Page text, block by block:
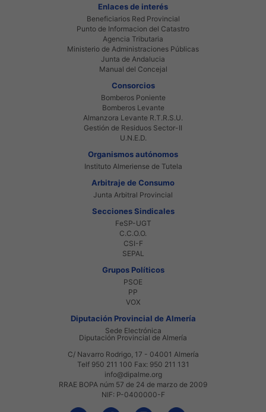
Enlaces de interés
Beneficiarios Red Provincial
Punto de Informacion del Catastro
Agencia Tributaria
Ministerio de Administraciones Públicas
Junta de Andalucia
Manual del Concejal
Consorcios
Bomberos Poniente
Bomberos Levante
Almanzora Levante R.T.R.S.U.
Gestión de Residuos Sector-II
U.N.E.D.
Organismos autónomos
Instituto Almeriense de Tutela
Arbitraje de Consumo
Junta Arbitral Provincial
Secciones Sindicales
FeSP-UGT
C.C.O.O.
CSI-F
SEPAL
Grupos Políticos
PSOE
PP
VOX
Diputación Provincial de Almería
Sede Electrónica
Diputación Provincial de Almería
C/ Navarro Rodrigo, 17 - 04001 Almería
Telf 950 211 100 Fax: 950 211 131
info@dipalme.org
RRAE BOPA núm 57 de 24 de marzo de 2009
NIF: P-0400000-F